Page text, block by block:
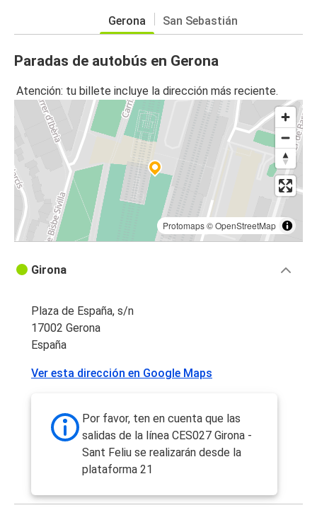
Gerona San Sebastián
Paradas de autobús en Gerona
Atención: tu billete incluye la dirección más reciente.
Protomaps©OpenStreetMap
Girona
Plaza de España, s/n
17002 Gerona
España
Ver esta dirección en Google Maps
Por favor, ten en cuenta que las
salidas de la línea CES027 Girona -
Sant Feliu se realizarán desde la
plataforma 21